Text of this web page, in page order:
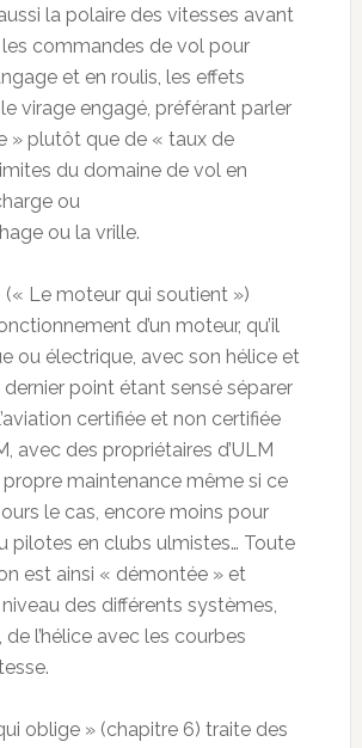
la polaire des vitesses avant
commandes de vol pour
et en roulis, les effets
virage engagé, préférant parler
» plutôt que de « taux de
du domaine de vol en
ou
ou la vrille.
(« Le moteur qui soutient »)
d’un moteur, qu’il
ou électrique, avec son hélice et
dernier point étant sensé séparer
certifiée et non certifiée
avec des propriétaires d’ULM
propre maintenance même si ce
le cas, encore moins pour
pilotes en clubs ulmistes… Toute
est ainsi « démontée » et
des différents systèmes,
l’hélice avec les courbes
oblige » (chapitre 6) traite des